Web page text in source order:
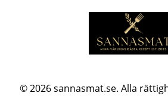
© 2026sannasmat.se. Alla